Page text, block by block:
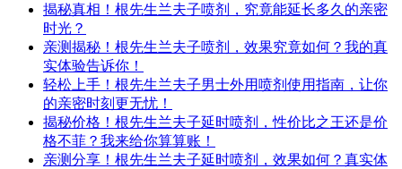
揭秘真相！根先生兰夫子喷剂，究竟能延长多久的亲密
时光？
亲测揭秘！根先生兰夫子喷剂，效果究竟如何？我的真
实体验告诉你！
轻松上手！根先生兰夫子男士外用喷剂使用指南，让你
的亲密时刻更无忧！
揭秘价格！根先生兰夫子延时喷剂，性价比之王还是价
格不菲？我来给你算算账！
亲测分享！根先生兰夫子延时喷剂，效果如何？真实体